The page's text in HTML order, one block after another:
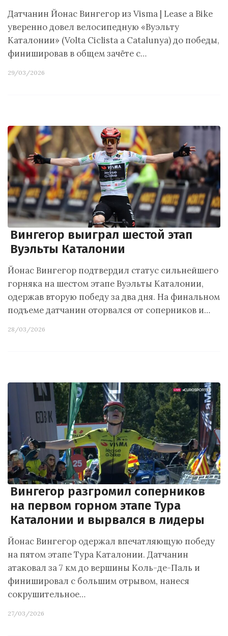
Датчанин Йонас Вингегор из Visma | Lease a Bike
уверенно довел велосипедную «Вуэльту
Каталонии» (Volta Ciclista a Catalunya) до победы,
финишировав в общем зачёте с…
29/03/2026
Вингегор выиграл шестой этап
Вуэльты Каталонии
Йонас Вингегор подтвердил статус сильнейшего
горняка на шестом этапе Вуэльты Каталонии,
одержав вторую победу за два дня. На финальном
подъеме датчанин оторвался от соперников и…
28/03/2026
Вингегор разгромил соперников
на первом горном этапе Тура
Каталонии и вырвался в лидеры
Йонас Вингегор одержал впечатляющую победу
на пятом этапе Тура Каталонии. Датчанин
атаковал за 7 км до вершины Коль-де-Паль и
финишировал с большим отрывом, нанеся
сокрушительное…
27/03/2026